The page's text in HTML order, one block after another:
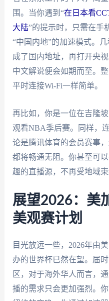
围。当你遇到“在日本看
大陆”的提示时，只需在手
“中国内地”的加速模式。
成了国内地址，再打开央
中文解说便会如期而至。
平时连接Wi-Fi一样简单。
再比如，你是一位在吉隆
观看NBA季后赛。同样，
论是腾讯体育的会员赛事
都将畅通无阻。你甚至可
趣的直播源，不再受地域束
展望2026：美
美观赛计划
目光放远一些，2026年由
办的世界杯已然在望。届
区，对于海外华人而言，
播的需求只会更加强烈。